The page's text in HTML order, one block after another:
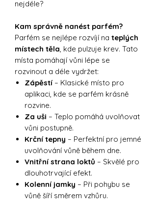
nejdéle?
Kam správně nanést parfém?
Parfém se nejlépe rozvíjí na teplých
místech těla , kde pulzuje krev. Tato
místa pomáhají vůni lépe se
rozvinout a déle vydržet:
Zápěstí – Klasické místo pro
aplikaci, kde se parfém krásně
rozvine.
Za uši – Teplo pomáhá uvolňovat
vůni postupně.
Krční tepny – Perfektní pro jemné
uvolňování vůně během dne.
Vnitřní strana loktů – Skvělé pro
dlouhotrvající efekt.
Kolenní jamky – Při pohybu se
vůně šíří směrem vzhůru.